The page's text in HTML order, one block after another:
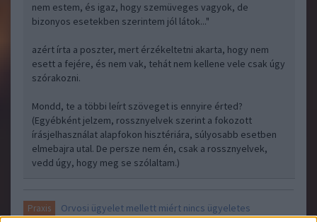
nem estem, és igaz, hogy szemüveges vagyok, de
bizonyos esetekben szerintem jól látok..."
azért írta a poszter, mert érzékeltetni akarta, hogy nem
esett a fejére, és nem vak, tehát nem kellene vele csak úgy
szórakozni.
Mondd, te a többi leírt szöveget is ennyire érted?
(Egyébként jelzem, rossznyelvek szerint a fokozott
írásjelhasználat alapfokon hisztériára, súlyosabb esetben
elmebajra utal. De persze nem én, csak a rossznyelvek,
vedd úgy, hogy meg se szólaltam.)
Praxis
Orvosi ügyelet mellett miért nincs ügyeletes